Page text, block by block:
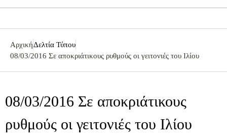
ΑρχικήΔελτία Τύπου
08/03/2016 Σε αποκριάτικους ρυθμούς οι γειτονιές του Ιλίου
08/03/2016 Σε αποκριάτικους
ρυθμούς οι γειτονιές του Ιλίου